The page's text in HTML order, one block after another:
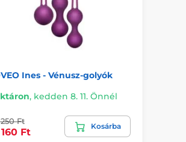
Ines - Vénusz-golyók
, kedden 8. 11. Önnél
Ft
160 Ft
Kosárba